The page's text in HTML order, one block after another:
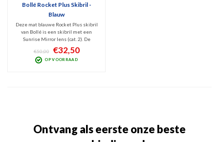
Bollé Rocket Plus Skibril -
Blauw
Deze mat blauwe Rocket Plus skibril
van Bollé is een skibril met een
Sunrise Mirror lens (cat. 2). De
Rocket Plus is voorzien van een
dubbele schuimlaag voor optimaal
comfort. UV-straling wordt 100%
€50,00 €32,50
OP VOORRAAD
Ontvang als eerste onze beste